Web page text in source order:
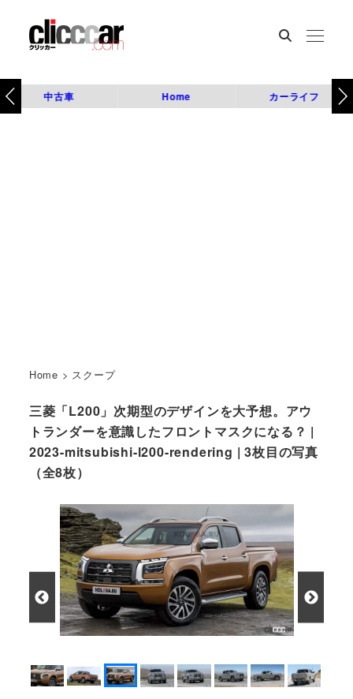
中古車 Home カーライフ
Home > スクープ
三菱「L200」次期型のデザインを大予想。アウ
トランダーを意識したフロントマスクになる？ |
2023-mitsubishi-l200-rendering | 3枚目の写真
（全8枚）